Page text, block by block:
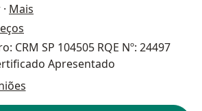
· Mais
CRM SP 104505 RQE Nº: 24497
Apresentado